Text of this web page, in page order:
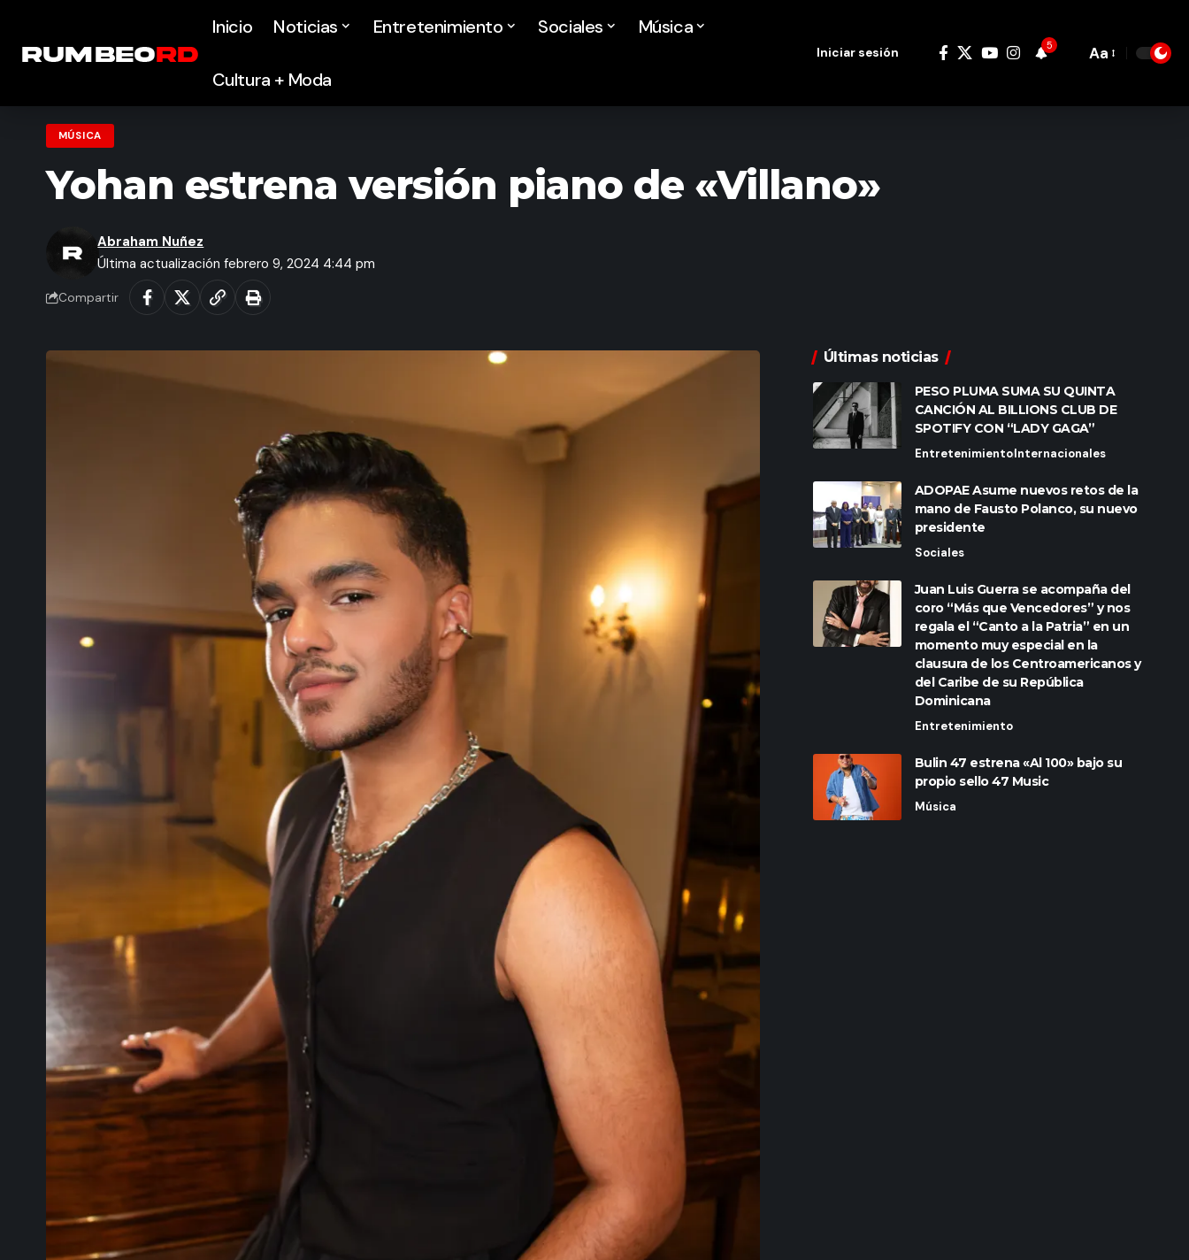
Inicio Noticias Entretenimiento Sociales Música
Cultura + Moda
Iniciar sesión 5
Font
Aa
MÚSICA
Yohan estrena versión piano de «Villano»
Última actualización febrero 9, 2024 4:44 pm
Abraham Nuñez
Compartir
Últimas noticias
PESO PLUMA SUMA SU QUINTA
CANCIÓN AL BILLIONS CLUB DE
SPOTIFY CON “LADY GAGA”
EntretenimientoInternacionales
ADOPAE Asume nuevos retos de la
mano de Fausto Polanco, su nuevo
presidente
Sociales
Juan Luis Guerra se acompaña del
coro “Más que Vencedores” y nos
regala el “Canto a la Patria” en un
momento muy especial en la
clausura de los Centroamericanos y
del Caribe de su República
Dominicana
Entretenimiento
Bulin 47 estrena «Al 100» bajo su
propio sello 47 Music
Música